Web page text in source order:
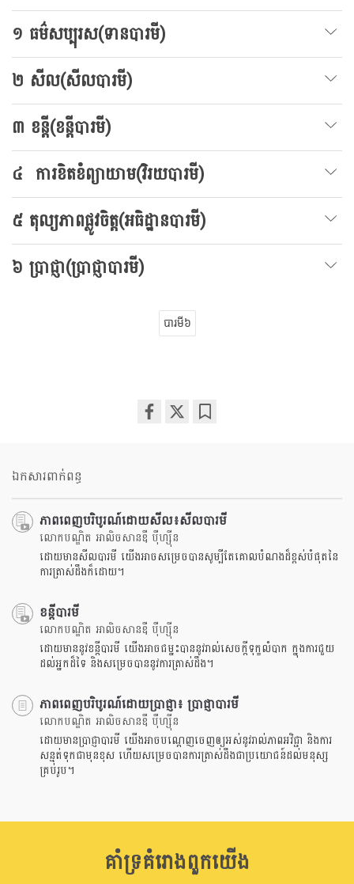
១ ធម៌សប្បុរស(ទានបារមី)
២ សីល(សីលបារមី)
៣ ខន្តី(ខន្តីបារមី)
៤ ការខិតខំព្យាយាម(វិរយបារមី)
៥ តុល្យភាពផ្លូវចិត្ត(អធិដ្ឋានបារមី)
៦ ប្រាជ្ញា(ប្រាជ្ញាបារមី)
បារមី៦
ឯកសារពាក់ពន្ធ
ភាពពេញបរិបូរណ៍ដោយសីល៖សីលបារមី
លោកបណ្ឌិត អាលិចសានឌឺ បុឺហ្សុីន
ដោយមានសីលបារមី យើងអាចសម្រេចបានសូម្បីតែគោលបំណងដ៏ខ្ពស់បំផុតនៃ
ការត្រាស់ដឹងក៏ដោយ។
ខន្តីបារមី
លោកបណ្ឌិត អាលិចសានឌឺ បុឺហ្សុីន
ដោយមាននូវខន្តីបារមី យើងអាចជម្នះបាននូវរាល់សេចក្តីទុក្ខលំបាក ក្នុងការជួយ
ដល់អ្នកដ៏ទៃ និងសម្រេចបាននូវការត្រាស់ដឹង។
ភាពពេញបរិបូរណ៍ដោយប្រាជ្ញា៖ ប្រាជ្ញាបារមី
លោកបណ្ឌិត អាលិចសានឌឺ បុឺហ្សុីន
ដោយមានប្រាជ្ញាបារមី យើងអាចបណ្តេញចេញឲ្យអស់នូវរាល់ភាពអវិជ្ជា និងការ
សន្មត់ទុកជាមុនខុស ហើយសម្រេចបានការត្រាស់ដឹងជាប្រយោជន៍ដល់មនុស្ស
គ្រប់រូប។
គាំទ្រគំរោងពួកយើង